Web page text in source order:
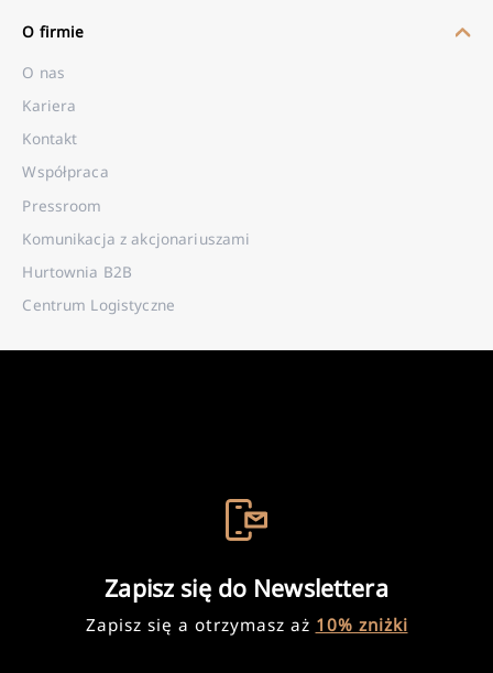
O firmie
O nas
Kariera
Kontakt
Współpraca
Pressroom
Komunikacja z akcjonariuszami
Hurtownia B2B
Centrum Logistyczne
Zapisz się do Newslettera
Zapisz się a otrzymasz aż 10% zniżki